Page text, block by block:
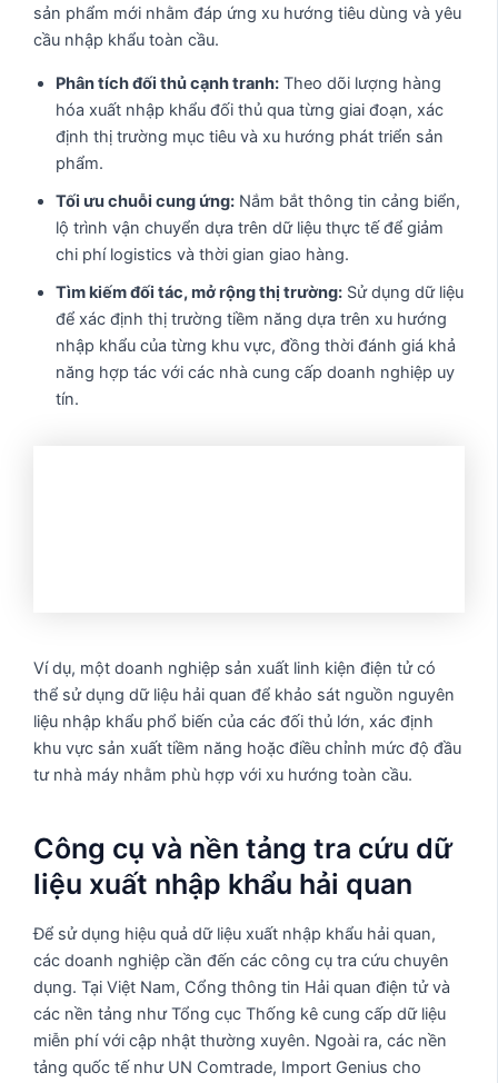
sản phẩm mới nhằm đáp ứng xu hướng tiêu dùng và yêu
cầu nhập khẩu toàn cầu.
Phân tích đối thủ cạnh tranh: Theo dõi lượng hàng
hóa xuất nhập khẩu đối thủ qua từng giai đoạn, xác
định thị trường mục tiêu và xu hướng phát triển sản
phẩm.
Tối ưu chuỗi cung ứng: Nắm bắt thông tin cảng biển,
lộ trình vận chuyển dựa trên dữ liệu thực tế để giảm
chi phí logistics và thời gian giao hàng.
Tìm kiếm đối tác, mở rộng thị trường: Sử dụng dữ liệu
để xác định thị trường tiềm năng dựa trên xu hướng
nhập khẩu của từng khu vực, đồng thời đánh giá khả
năng hợp tác với các nhà cung cấp doanh nghiệp uy
tín.
Ví dụ, một doanh nghiệp sản xuất linh kiện điện tử có
thể sử dụng dữ liệu hải quan để khảo sát nguồn nguyên
liệu nhập khẩu phổ biến của các đối thủ lớn, xác định
khu vực sản xuất tiềm năng hoặc điều chỉnh mức độ đầu
tư nhà máy nhằm phù hợp với xu hướng toàn cầu.
Công cụ và nền tảng tra cứu dữ
liệu xuất nhập khẩu hải quan
Để sử dụng hiệu quả dữ liệu xuất nhập khẩu hải quan,
các doanh nghiệp cần đến các công cụ tra cứu chuyên
dụng. Tại Việt Nam, Cổng thông tin Hải quan điện tử và
các nền tảng như Tổng cục Thống kê cung cấp dữ liệu
miễn phí với cập nhật thường xuyên. Ngoài ra, các nền
tảng quốc tế như UN Comtrade, Import Genius cho